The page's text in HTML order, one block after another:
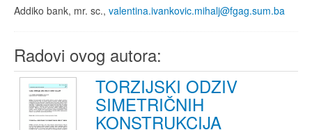
Addiko bank, mr. sc., valentina.ivankovic.mihalj@fgag.sum.ba
Radovi ovog autora:
TORZIJSKI ODZIV
SIMETRIČNIH
KONSTRUKCIJA